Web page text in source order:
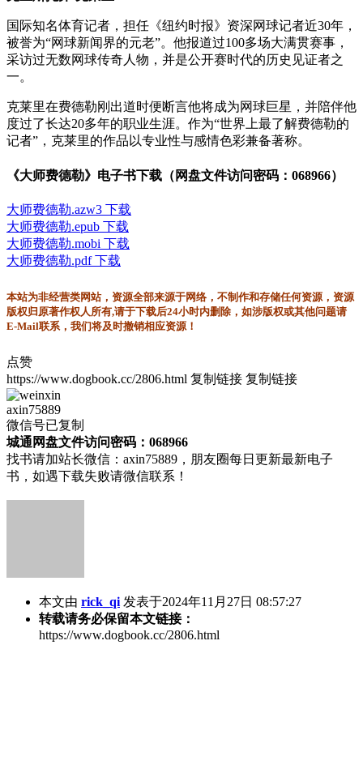
国际知名体育记者，担任《纽约时报》资深网球记者近30年，
被誉为“网球新闻界的元老”。他报道过100多场大满贯赛事，
采访过无数网球传奇人物，并是公开赛时代的历史见证者之
一。
克莱里在费德勒刚出道时便断言他将成为网球巨星，并陪伴他
度过了长达20多年的职业生涯。作为“世界上最了解费德勒的
记者”，克莱里的作品以专业性与感情色彩兼备著称。
《大师费德勒》电子书下载（网盘文件访问密码：068966）
大师费德勒.azw3 下载
大师费德勒.epub 下载
大师费德勒.mobi 下载
大师费德勒.pdf 下载
本站为非经营类网站，资源全部来源于网络，不制作和存储任何资源，资源
版权归原著作权人所有,请于下载后24小时内删除，如涉版权或其他问题请
E-Mail联系，我们将及时撤销相应资源！
点赞
https://www.dogbook.cc/2806.html 复制链接 复制链接
axin75889
微信号已复制
城通网盘文件访问密码：068966
找书请加站长微信：axin75889，朋友圈每日更新最新电子
书，如遇下载失败请微信联系！
本文由 rick_qi 发表于2024年11月27日 08:57:27
转载请务必保留本文链接：
https://www.dogbook.cc/2806.html